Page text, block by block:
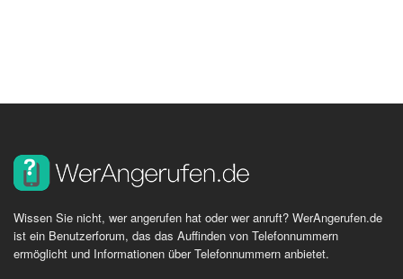
Wissen Sie nicht, wer angerufen hat oder wer anruft? WerAngerufen.de
ist ein Benutzerforum, das das Auffinden von Telefonnummern
ermöglicht und Informationen über Telefonnummern anbietet.